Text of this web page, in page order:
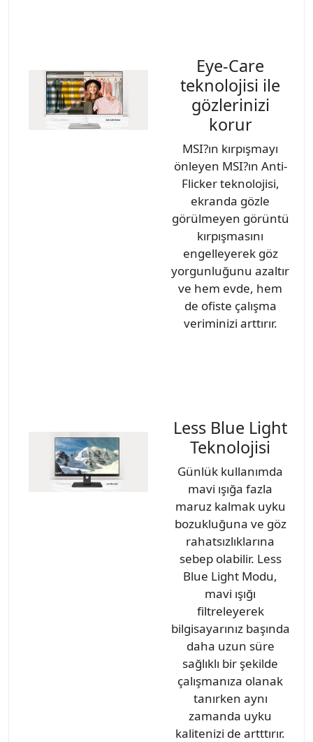
Eye-Care
teknolojisi ile
gözlerinizi
korur
MSI?ın kırpışmayı
önleyen MSI?ın Anti-
Flicker teknolojisi,
ekranda gözle
görülmeyen görüntü
kırpışmasını
engelleyerek göz
yorgunluğunu azaltır
ve hem evde, hem
de ofiste çalışma
veriminizi arttırır.
Less Blue Light
Teknolojisi
Günlük kullanımda
mavi ışığa fazla
maruz kalmak uyku
bozukluğuna ve göz
rahatsızlıklarına
sebep olabilir. Less
Blue Light Modu,
mavi ışığı
filtreleyerek
bilgisayarınız başında
daha uzun süre
sağlıklı bir şekilde
çalışmanıza olanak
tanırken aynı
zamanda uyku
kalitenizi de artttırır.